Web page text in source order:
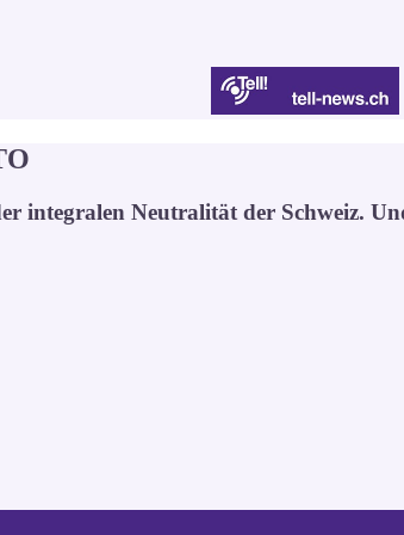
integralen Neutralität der Schweiz.